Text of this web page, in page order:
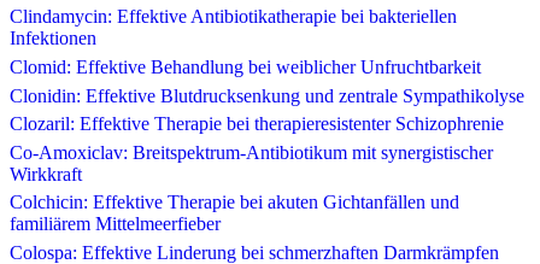
Clindamycin: Effektive Antibiotikatherapie bei bakteriellen
Infektionen
Clomid: Effektive Behandlung bei weiblicher Unfruchtbarkeit
Clonidin: Effektive Blutdrucksenkung und zentrale Sympathikolyse
Clozaril: Effektive Therapie bei therapieresistenter Schizophrenie
Co-Amoxiclav: Breitspektrum-Antibiotikum mit synergistischer
Wirkkraft
Colchicin: Effektive Therapie bei akuten Gichtanfällen und
familiärem Mittelmeerfieber
Colospa: Effektive Linderung bei schmerzhaften Darmkrämpfen